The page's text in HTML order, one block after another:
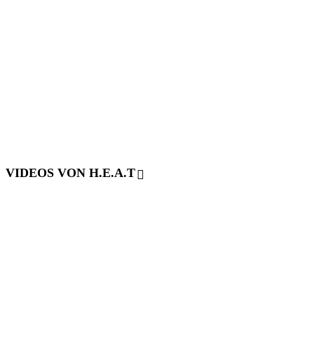
VIDEOS VON H.E.A.T